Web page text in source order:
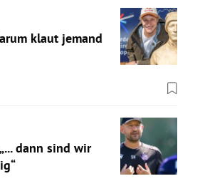
klaut jemand
dann sind wir